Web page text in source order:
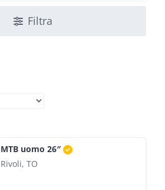
Filtra
MTB uomo 26″
Rivoli, TO